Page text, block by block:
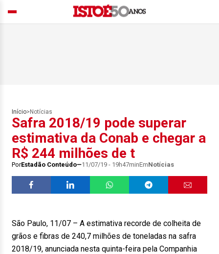
Início> Notícias
Safra 2018/19 pode superar
estimativa da Conab e chegar a
R$ 244 milhões de t
PorEstadão Conteúdo 11/07/19 - 19h47minEmNotícias
São Paulo, 11/07 – A estimativa recorde de colheita de
grãos e fibras de 240,7 milhões de toneladas na safra
2018/19, anunciada nesta quinta-feira pela Companhia